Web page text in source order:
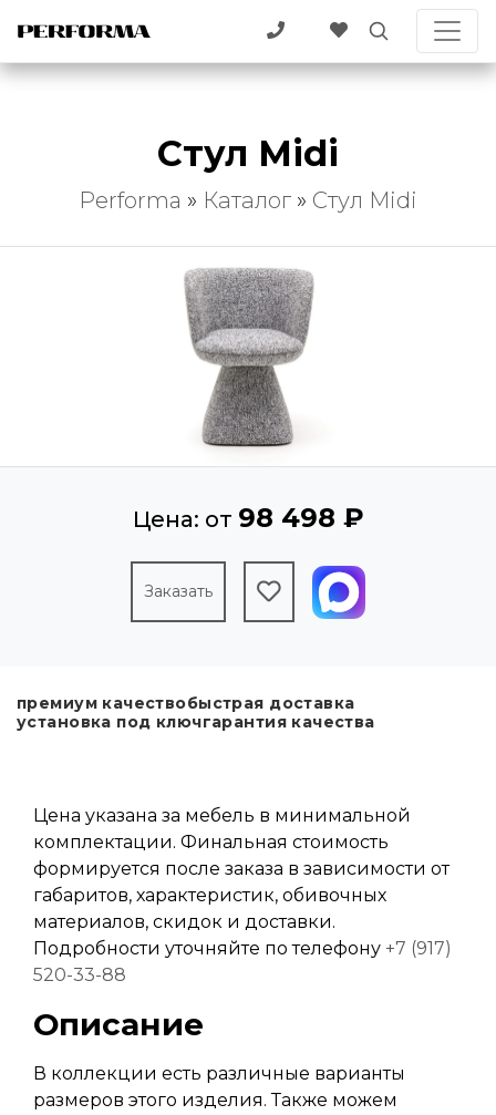
Стул Midi
Performa » Каталог » Стул Midi
Цена: от 98 498 ₽
Заказать
премиум качествобыстрая доставка
установка под ключгарантия качества
Цена указана за мебель в минимальной
комплектации. Финальная стоимость
формируется после заказа в зависимости от
габаритов, характеристик, обивочных
материалов, скидок и доставки.
Подробности уточняйте по телефону +7 (917)
520-33-88
Описание
В коллекции есть различные варианты
размеров этого изделия. Также можем